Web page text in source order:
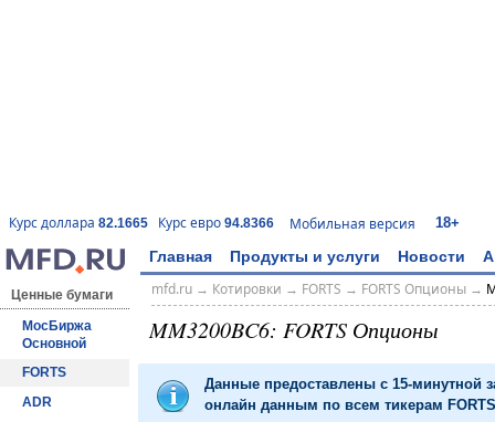
Курс доллара 82.1665 Курс евро 94.8366 Мобильная версия 18+
Главная Продукты и услуги Новости
Ценные бумаги
МосБиржа
Основной
FORTS
ADR
mfd.ru→ Котировки → FORTS → FORTS Опционы→
MM3200BC6: FORTS Опционы
Данные предоставлены с 15-минутной
онлайн данным по всем тикерам